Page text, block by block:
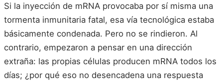
Si la inyección de mRNA provocaba por sí misma una
tormenta inmunitaria fatal, esa vía tecnológica estaba
básicamente condenada. Pero no se rindieron. Al
contrario, empezaron a pensar en una dirección
extraña: las propias células producen mRNA todos los
días; ¿por qué eso no desencadena una respuesta